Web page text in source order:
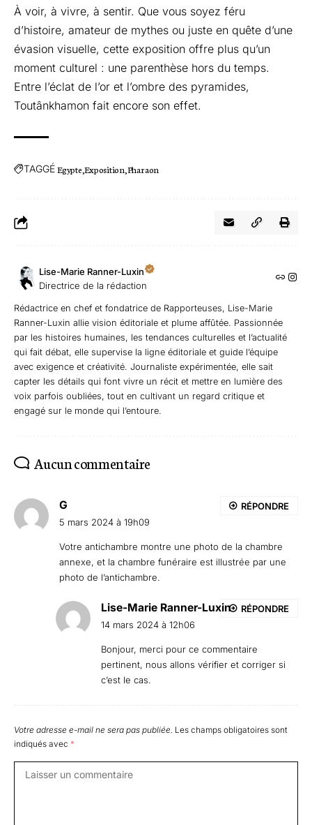
À voir, à vivre, à sentir. Que vous soyez féru
d’histoire, amateur de mythes ou juste en quête d’une
évasion visuelle, cette exposition offre plus qu’un
moment culturel : une parenthèse hors du temps.
Entre l’éclat de l’or et l’ombre des pyramides,
Toutânkhamon fait encore son effet.
TAGGÉEgypte Exposition Pharaon
Lise-Marie Ranner-Luxin
Directrice de la rédaction
Rédactrice en chef et fondatrice de Rapporteuses, Lise-Marie
Ranner-Luxin allie vision éditoriale et plume affûtée. Passionnée
par les histoires humaines, les tendances culturelles et l’actualité
qui fait débat, elle supervise la ligne éditoriale et guide l’équipe
avec exigence et créativité. Journaliste expérimentée, elle sait
capter les détails qui font vivre un récit et mettre en lumière des
voix parfois oubliées, tout en cultivant un regard critique et
engagé sur le monde qui l’entoure.
Aucun commentaire
G
5 mars 2024 à 19h09
Votre antichambre montre une photo de la chambre
annexe, et la chambre funéraire est illustrée par une
photo de l’antichambre.
RÉPONDRE
Lise-Marie Ranner-Luxin
14 mars 2024 à 12h06
Bonjour, merci pour ce commentaire
pertinent, nous allons vérifier et corriger si
c’est le cas.
RÉPONDRE
Votre adresse e-mail ne sera pas publiée. Les champs obligatoires sont
indiqués avec *